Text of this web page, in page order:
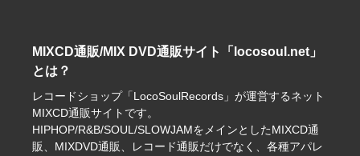
MIXCD通販/MIX DVD通販サイト「locosoul.net」
とは？
レコードショップ「LocoSoulRecords」が運営するネット
MIXCD通販サイトです。
HIPHOP/R&B/SOUL/SLOWJAMをメインとしたMIXCD通
販、MIXDVD通販、レコード通販だけでなく、各種アパレ